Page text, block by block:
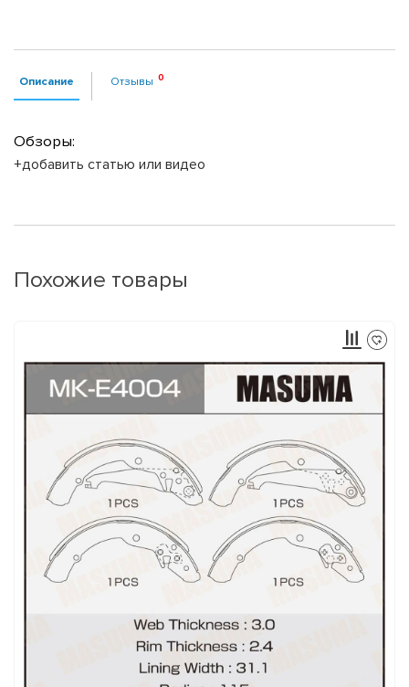
Описание Отзывы
Обзоры:
+добавить статью или видео
Похожие товары